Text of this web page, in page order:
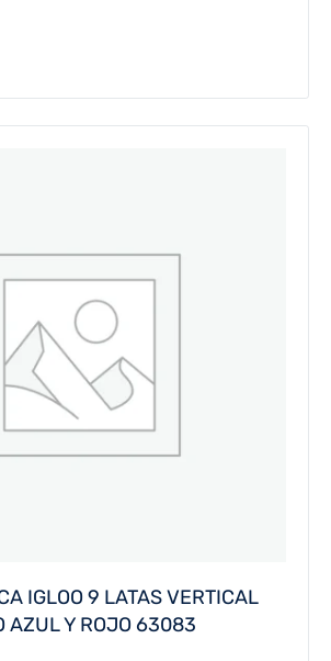
IGLOO 9 LATAS VERTICAL
AZUL Y ROJO 63083